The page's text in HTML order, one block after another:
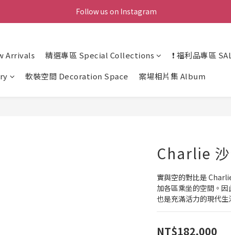
Follow us on Instagram
Arrivals 精選專區 Special Collections
❗ 福利品專區
軟裝空間 Decoration Space 案場相片集 Album
Charlie
實與空的對比是
加各區乘坐的空間。
也是充滿活力的現代
NT$182,000